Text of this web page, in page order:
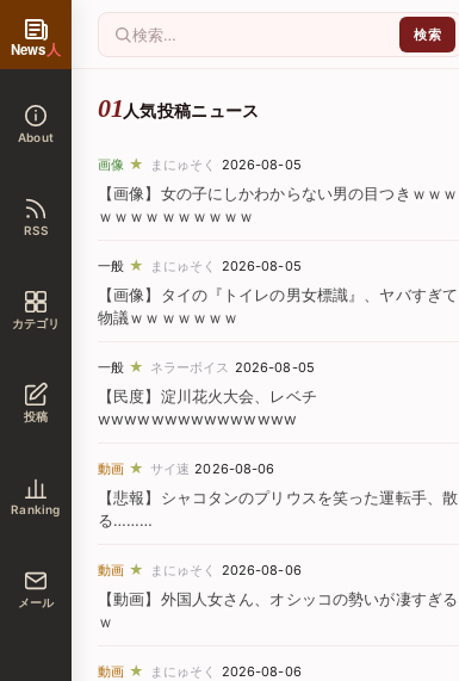
News人
About
RSS
カテゴリ
投稿
Ranking
メール
人気投稿ニュース
画像 ★ まにゅそく 2026-08-05
【画像】女の子にしかわからない男の目つきｗｗｗ
ｗｗｗｗｗｗｗｗｗｗ
一般 ★ まにゅそく 2026-08-05
【画像】タイの『トイレの男女標識』、ヤバすぎて
物議ｗｗｗｗｗｗｗ
一般 ★ ネラーボイス 2026-08-05
【民度】淀川花火大会、レベチ
wwwwwwwwwwwwwww
動画 ★ サイ速 2026-08-06
【悲報】シャコタンのプリウスを笑った運転手、散
る………
動画 ★ まにゅそく 2026-08-06
【動画】外国人女さん、オシッコの勢いが凄すぎる
ｗ
動画 ★ まにゅそく 2026-08-06